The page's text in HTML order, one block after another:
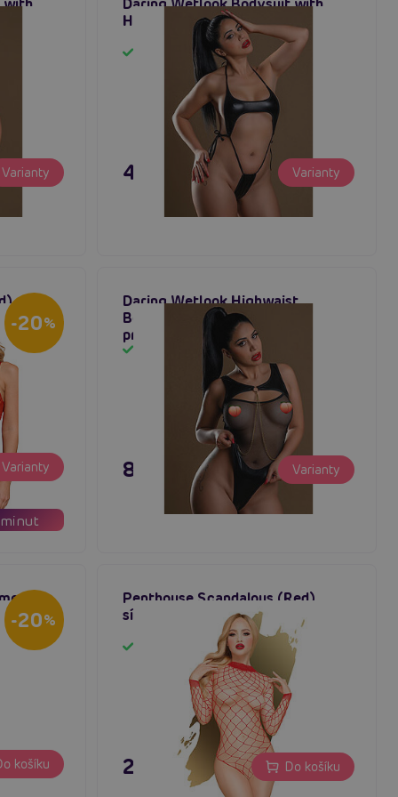
with
Varianty
Daring Wetlook Bodysuit with
Halter, dámský body
495 Kč Varianty
-20%
minut
Varianty
Daring Wetlook Highwaist
Bodysuit with Chain, dámské
průhledné body
895 Kč Varianty
-20%
košíku
Penthouse Scandalous (Red),
síťované bodýčko
295 Kč Do košíku